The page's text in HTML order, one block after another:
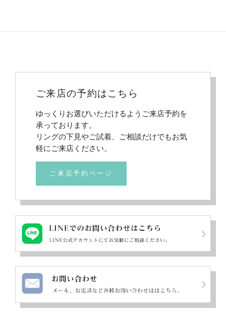
ご来店の予約はこちら
ゆっくりお選びいただけるようご来店予約を
承っております。
リングの下見やご試着、ご相談だけでもお気
軽にご来店ください。
ご来店予約ページ